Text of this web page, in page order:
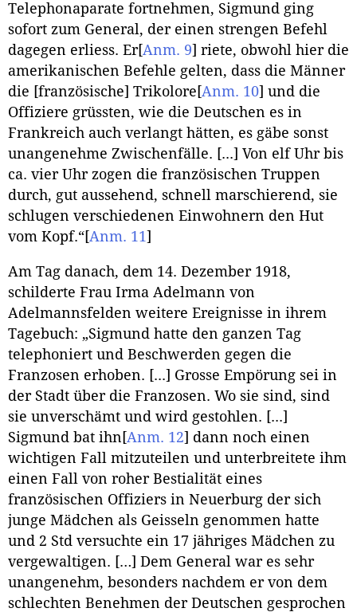
Telephonaparate fortnehmen, Sigmund ging
sofort zum General, der einen strengen Befehl
dagegen erliess. Er[Anm. 9] riete, obwohl hier die
amerikanischen Befehle gelten, dass die Männer
die [französische] Trikolore [Anm. 10] und die
Offiziere grüssten, wie die Deutschen es in
Frankreich auch verlangt hätten, es gäbe sonst
unangenehme Zwischenfälle. [...] Von elf Uhr bis
ca. vier Uhr zogen die französischen Truppen
durch, gut aussehend, schnell marschierend, sie
schlugen verschiedenen Einwohnern den Hut
vom Kopf.“[Anm. 11]
Am Tag danach, dem 14. Dezember 1918,
schilderte Frau Irma Adelmann von
Adelmannsfelden weitere Ereignisse in ihrem
Tagebuch: „Sigmund hatte den ganzen Tag
telephoniert und Beschwerden gegen die
Franzosen erhoben. [...] Grosse Empörung sei in
der Stadt über die Franzosen. Wo sie sind, sind
sie unverschämt und wird gestohlen. [...]
Sigmund bat ihn [Anm. 12] dann noch einen
wichtigen Fall mitzuteilen und unterbreitete ihm
einen Fall von roher Bestialität eines
französischen Offiziers in Neuerburg der sich
junge Mädchen als Geisseln genommen hatte
und 2 Std versuchte ein 17 jähriges Mädchen zu
vergewaltigen. […] Dem General war es sehr
unangenehm, besonders nachdem er von dem
schlechten Benehmen der Deutschen gesprochen